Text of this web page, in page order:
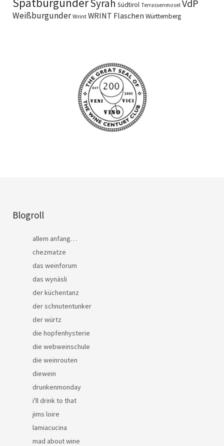
Syrah Südtirol Terrassenmosel VdP
Weißburgunder Wrint WRINT Flaschen Württemberg
Blogroll
allem anfang…
chezmatze
das weinforum
das wynäsli
der küchentanz
der schnutentunker
der würtz
die hopfenhysterie
die webweinschule
die weinrouten
diewein
drunkenmonday
i'll drink to that
jims loire
lamiacucina
mad about wine